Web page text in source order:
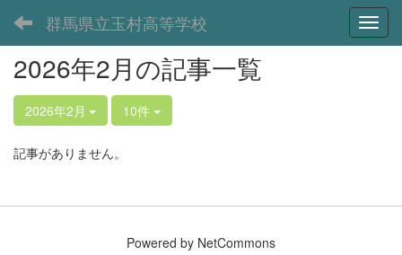
群馬県立玉村高等学校
2026年2月の記事一覧
2026年2月 10件
記事がありません。
Powered by NetCommons